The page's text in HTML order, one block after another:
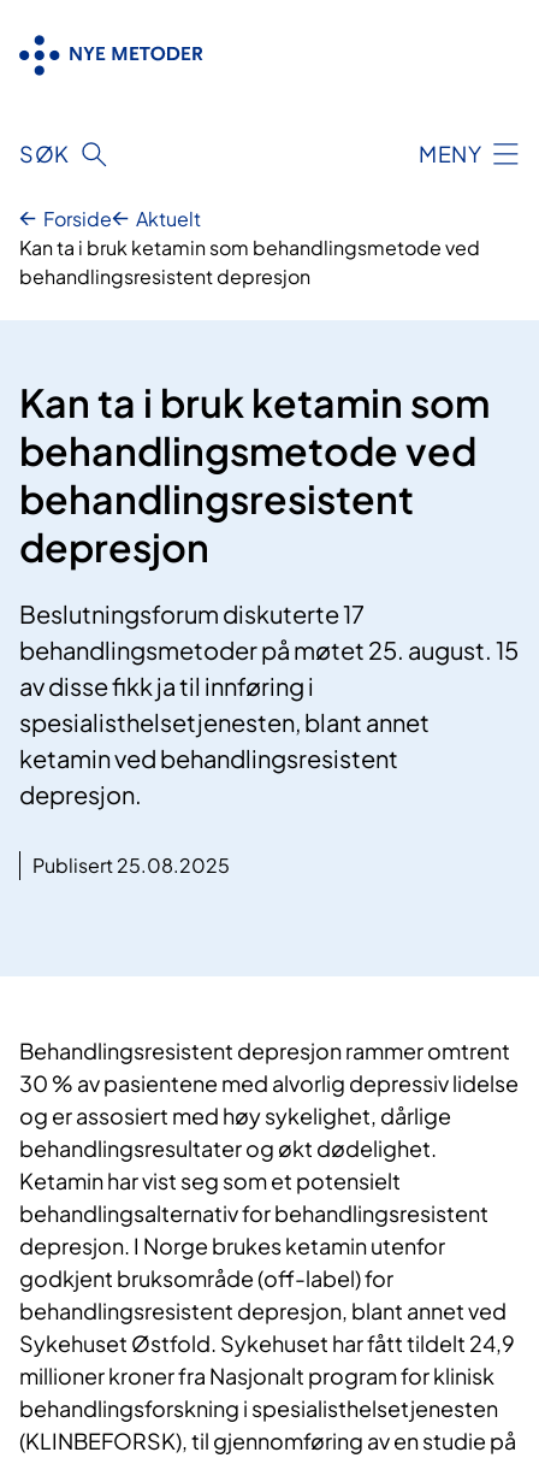
innhold
SØK MENY
Forside
Aktuelt
Kan ta i bruk ketamin som behandlingsmetode ved
behandlingsresistent depresjon
Kan ta i bruk ketamin som
behandlingsmetode ved
behandlingsresistent
depresjon
Beslutningsforum diskuterte 17
behandlingsmetoder på møtet 25. august. 15
av disse fikk ja til innføring i
spesialisthelsetjenesten, blant annet
ketamin ved behandlingsresistent
depresjon.
Publisert 25.08.2025
Behandlingsresistent depresjon rammer omtrent
30 % av pasientene med alvorlig depressiv lidelse
og er assosiert med høy sykelighet, dårlige
behandlingsresultater og økt dødelighet.
Ketamin har vist seg som et potensielt
behandlingsalternativ for behandlingsresistent
depresjon. I Norge brukes ketamin utenfor
godkjent bruksområde (off-label) for
behandlingsresistent depresjon, blant annet ved
Sykehuset Østfold. Sykehuset har fått tildelt 24,9
millioner kroner fra Nasjonalt program for klinisk
behandlingsforskning i spesialisthelsetjenesten
(KLINBEFORSK), til gjennomføring av en studie på